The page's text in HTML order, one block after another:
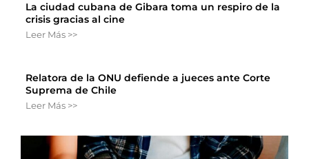
La ciudad cubana de Gibara toma un respiro de la
crisis gracias al cine
Leer Más >>
Relatora de la ONU defiende a jueces ante Corte
Suprema de Chile
Leer Más >>